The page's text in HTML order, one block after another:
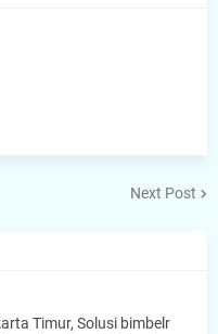
Next Post
Timur, Solusi bimbelr